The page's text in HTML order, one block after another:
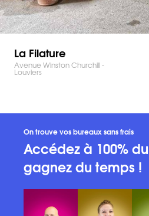
La Filature
Avenue Winston Churchill -
Louviers
On trouve vos bureaux sans frais
Accédez à 100%
gagnez du temps !